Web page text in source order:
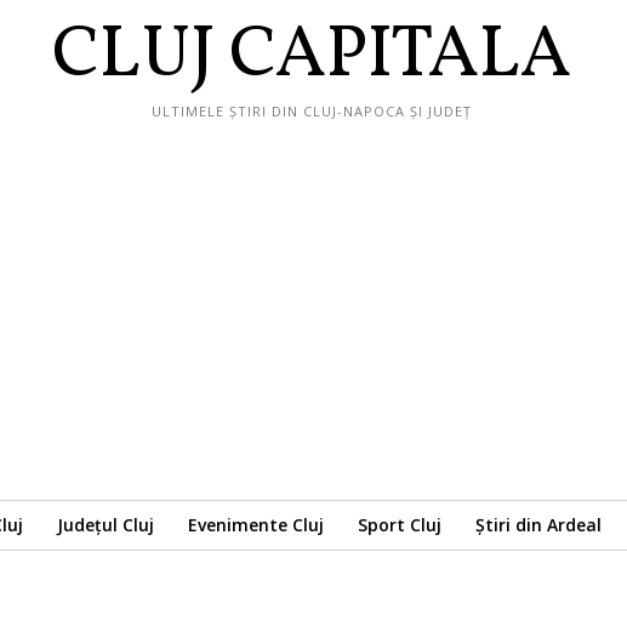
CLUJ CAPITALA
ULTIMELE ȘTIRI DIN CLUJ-NAPOCA ȘI JUDEȚ
Județul Cluj Evenimente Cluj Sport Cluj Știri din Ardeal